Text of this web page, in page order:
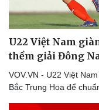
U22 Việt Nam
thềm giải Đông
VOV.VN - U22 Việt
Bắc Trung Hoa để